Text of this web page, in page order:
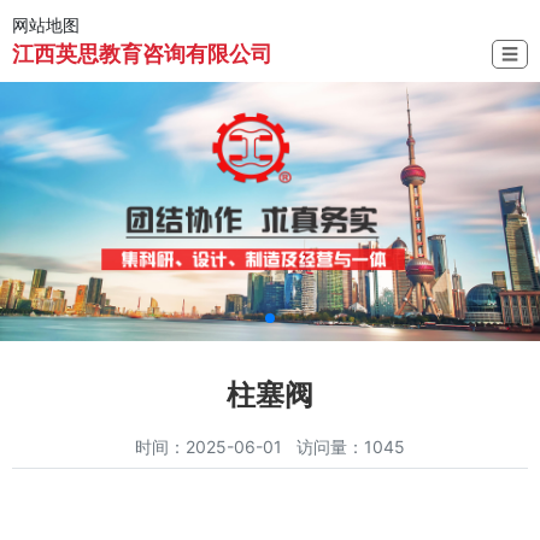
网站地图
江西英思教育咨询有限公司 ☰
柱塞阀
时间：2025-06-01 访问量：1045